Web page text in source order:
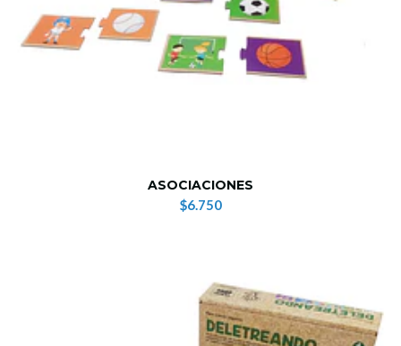
ASOCIACIONES
$6.750